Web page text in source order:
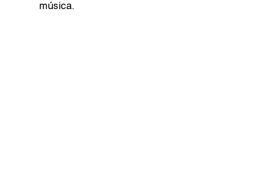
música.